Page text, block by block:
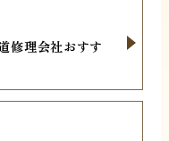
修理会社おすす